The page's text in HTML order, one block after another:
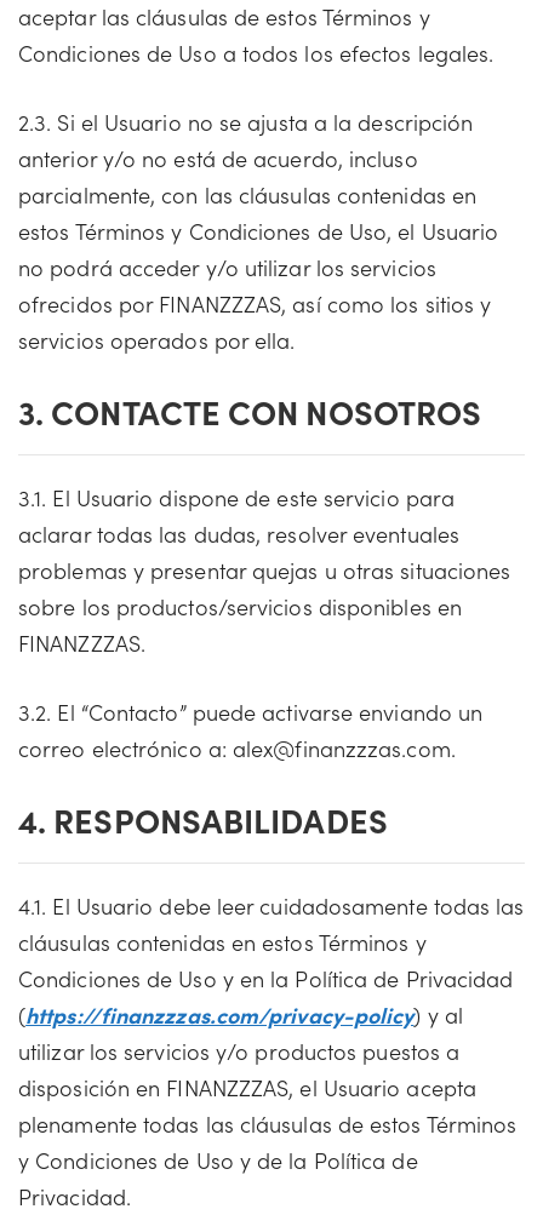
aceptar las cláusulas de estos Términos y
Condiciones de Uso a todos los efectos legales.
2.3. Si el Usuario no se ajusta a la descripción
anterior y/o no está de acuerdo, incluso
parcialmente, con las cláusulas contenidas en
estos Términos y Condiciones de Uso, el Usuario
no podrá acceder y/o utilizar los servicios
ofrecidos por FINANZZZAS, así como los sitios y
servicios operados por ella.
3. CONTACTE CON NOSOTROS
3.1. El Usuario dispone de este servicio para
aclarar todas las dudas, resolver eventuales
problemas y presentar quejas u otras situaciones
sobre los productos/servicios disponibles en
FINANZZZAS.
3.2. El “Contacto” puede activarse enviando un
correo electrónico a: alex@finanzzzas.com.
4. RESPONSABILIDADES
4.1. El Usuario debe leer cuidadosamente todas las
cláusulas contenidas en estos Términos y
Condiciones de Uso y en la Política de Privacidad
(https://finanzzzas.com/privacy-policy) y al
utilizar los servicios y/o productos puestos a
disposición en FINANZZZAS, el Usuario acepta
plenamente todas las cláusulas de estos Términos
y Condiciones de Uso y de la Política de
Privacidad.